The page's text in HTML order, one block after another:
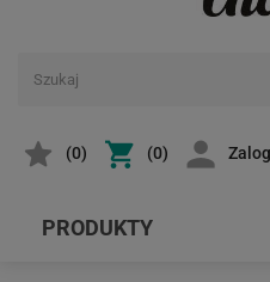
(0) (0)
PRODUKTY